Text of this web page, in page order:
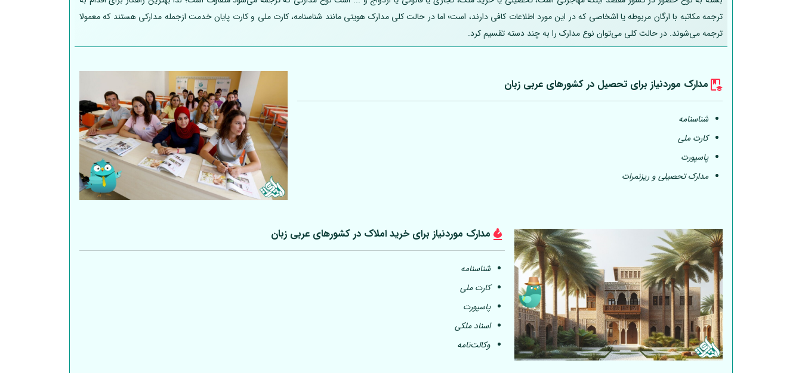
ترجمه مکاتبه با ارگان مربوطه یا اشخاصی که در این مورد اطلاعات کافی دارند، است؛ اما در حالت کلی مدارک هویتی مانند شناسنامه، کارت ملی و کارت پایان خدمت ازجمله مدارکی هستند که معمولا
ترجمه می‌شوند. در حالت کلی می‌توان نوع مدارک را به چند دسته تقسیم کرد.
مدارک موردنیاز برای تحصیل در کشورهای عربی زبان
شناسنامه
کارت ملی
پاسپورت
مدارک تحصیلی و ریزنمرات
مدارک موردنیاز برای خرید املاک در کشورهای عربی زبان
شناسنامه
کارت ملی
پاسپورت
اسناد ملکی
وکالت‌نامه